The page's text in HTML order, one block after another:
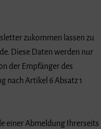
zukommen lassen zu
Diese Daten werden nur
der Empfänger des
nach Artikel 6 Absatz 1
einer Abmeldung Ihrerseits